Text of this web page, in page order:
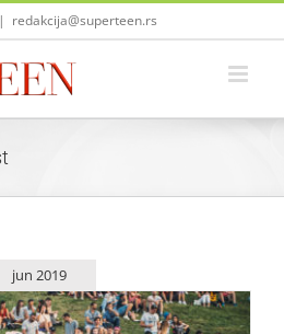
| redakcija@superteen.rs
jun 2019